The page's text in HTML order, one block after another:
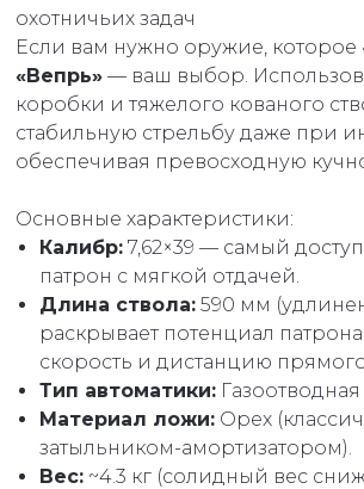
охотничьих задач
Если вам нужно оружие, которое
«Вепрь» — ваш выбор.
коробки и тяжелого кованого
стабильную стрельбу даже при
обеспечивая превосходную
Основные характеристики:
Калибр: 7,62×39 — самый
патрон с мягкой отдачей.
Длина ствола: 590 мм
раскрывает потенциал
скорость и дистанцию прямого
Тип автоматики:
Материал ложи: Орех
затыльником-амортизатором).
Вес: ~4.3 кг (солидный вес